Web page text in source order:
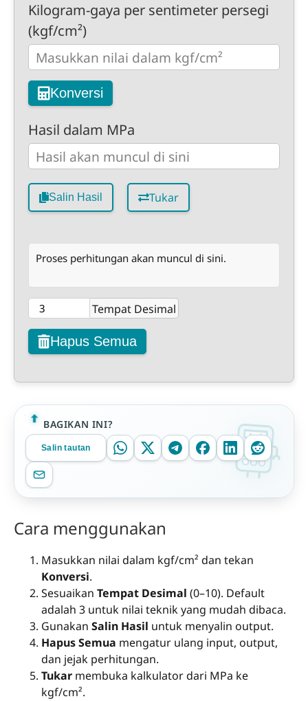
Kilogram-gaya per sentimeter persegi
(kgf/cm²)
Konversi
Hasil dalam MPa
Salin Hasil Tukar
Proses perhitungan akan muncul di sini.
Tempat Desimal
Hapus Semua
BAGIKAN INI?
Salin tautan
Cara menggunakan
Masukkan nilai dalam kgf/cm² dan tekan
Konversi.
Sesuaikan Tempat Desimal (0–10). Default
adalah 3 untuk nilai teknik yang mudah dibaca.
Gunakan Salin Hasil untuk menyalin output.
Hapus Semua mengatur ulang input, output,
dan jejak perhitungan.
Tukar membuka kalkulator dari MPa ke
kgf/cm².